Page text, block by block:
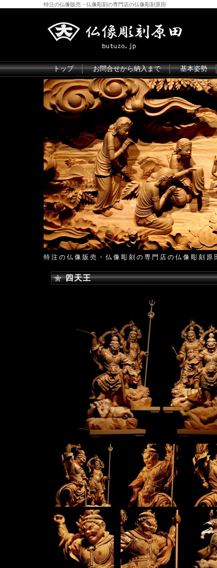
特注の仏像販売・仏像彫刻の専門店の仏像彫刻原田
トップ お問合せから納入まで 基本姿勢
特注の仏像販売・仏像彫刻の専門店の仏像彫刻原
四天王